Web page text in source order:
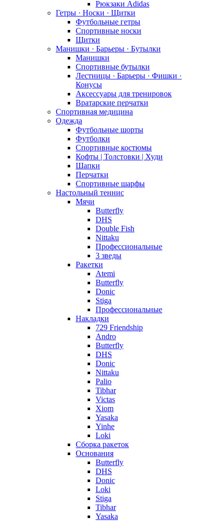
Рюкзаки Adidas
Гетры · Носки · Щитки
Футбольные гетры
Спортивные носки
Щитки
Манишки · Барьеры · Бутылки
Манишки
Спортивные бутылки
Лестницы · Барьеры · Фишки ·
Конусы
Аксессуары для тренировок
Вратарские перчатки
Спортивная медицина
Одежда
Футбольные шорты
Футболки
Спортивные костюмы
Кофты | Толстовки | Худи
Шапки
Перчатки
Спортивные шарфы
Настольный теннис
Мячи
Butterfly
DHS
Double Fish
Nittaku
Профессиональные
3 зведы
Ракетки
Atemi
Butterfly
Donic
Stiga
Профессиональные
Накладки
729 Friendship
Andro
Butterfly
DHS
Donic
Nittaku
Palio
Tibhar
Victas
Xiom
Yasaka
Yinhe
Loki
Сборка ракеток
Основания
Butterfly
DHS
Donic
Loki
Stiga
Tibhar
Yasaka